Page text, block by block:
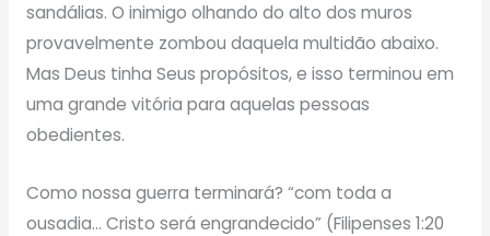
sandálias. O inimigo olhando do alto dos muros
provavelmente zombou daquela multidão abaixo.
Mas Deus tinha Seus propósitos, e isso terminou em
uma grande vitória para aquelas pessoas
obedientes.
Como nossa guerra terminará? “com toda a
ousadia… Cristo será engrandecido” (Filipenses 1:20